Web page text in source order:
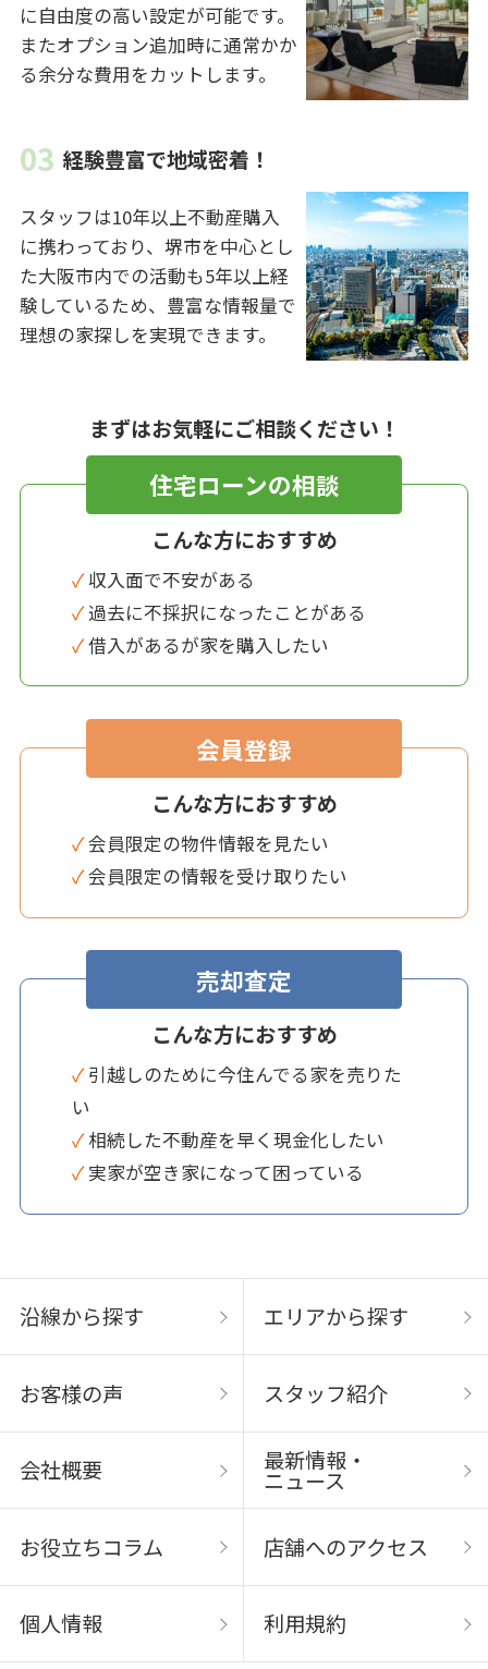
に自由度の高い設定が可能です。
またオプション追加時に通常かか
る余分な費用をカットします。
経験豊富で地域密着！
スタッフは10年以上不動産購入
に携わっており、堺市を中心とし
た大阪市内での活動も5年以上経
験しているため、豊富な情報量で
理想の家探しを実現できます。
まずはお気軽にご相談ください！
住宅ローンの相談
こんな方におすすめ
✓ 収入面で不安がある
✓ 過去に不採択になったことがある
✓ 借入があるが家を購入したい
会員登録
こんな方におすすめ
✓ 会員限定の物件情報を見たい
✓ 会員限定の情報を受け取りたい
売却査定
こんな方におすすめ
✓ 引越しのために今住んでる家を売りた
い
✓ 相続した不動産を早く現金化したい
✓ 実家が空き家になって困っている
沿線から探す エリアから探す
お客様の声 スタッフ紹介
会社概要 最新情報・
ニュース
お役立ちコラム 店舗へのアクセス
個人情報 利用規約